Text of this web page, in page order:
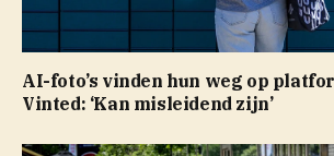
AI-foto’s vinden hun weg op
Vinted: ‘Kan misleidend zijn’